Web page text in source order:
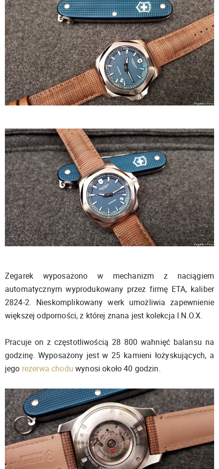
Zegarek wyposażono w mechanizm z naciągiem
automatycznym wyprodukowany przez firmę ETA, kaliber
2824-2. Nieskomplikowany werk umożliwia zapewnienie
większej odporności, z której znana jest kolekcja I.N.O.X.
Pracuje on z częstotliwością 28 800 wahnięć balansu na
godzinę. Wyposażony jest w 25 kamieni łożyskujących, a
jego rezerwa chodu wynosi około 40 godzin.